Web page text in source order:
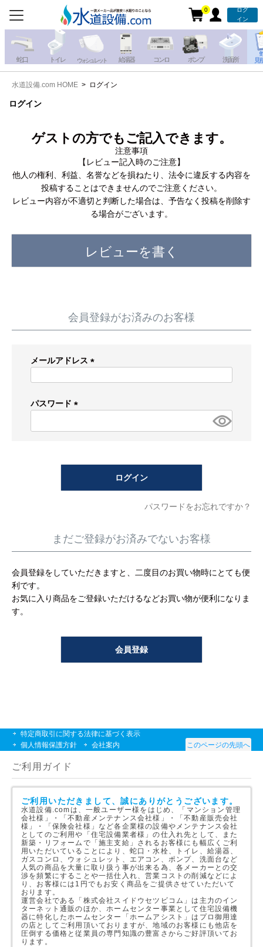
0
ログ
イン
蛇 口 トイレ ウォシュレット 給湯器 コンロ ポンプ 洗面所
見
お電話での注文・お見積も
承っております!!
写真を送る
蛇 口 トイレ
ウォシュレッ
給湯器 コンロ
洗面台
トイレ（便器）の交換はこちら
工事について
トイレ見積もりフォーム
給湯器見積もりフォーム
取り扱いメーカー 協力業者募集
水道設備.com HOME ログイン
ログイン
ゲストの方でもご記入できます。
注意事項
【レビュー記入時のご注意】
他人の権利、利益、名誉などを損ねたり、法令に違反する内容を
投稿することはできませんのでご注意ください。
レビュー内容が不適切と判断した場合は、予告なく投稿を削除す
る場合がございます。
レビューを書く
会員登録がお済みのお客様
メールアドレス
パスワード
須)
ログイン
パスワードをお忘れですか？
まだご登録がお済みでないお客様
会員登録をしていただきますと、二度目のお買い物時にとても便
利です。
お気に入り商品をご登録いただけるなどお買い物が便利になりま
す。
会員登録
特定商取引に関する法律に基づく表示
個人情報保護方針
会社案内 このページの先頭へ
ご利用ガイド
ご利用いただきまして、誠にありがとうございます。
水道設備.comは、一般ユーザー様をはじめ、「マンション管理
会社様」・「不動産メンテナンス会社様」・「不動産販売会社
様」・「保険会社様」など各企業様の設備やメンテナンス会社
としてのご利用や「住宅設備業者様」の仕入れ先として、また
新築・リフォームで「施主支給」されるお客様にも幅広くご利
用いただいていることにより、蛇口・水栓、トイレ、給湯器、
ガスコンロ、ウォシュレット、エアコン、ポンプ、洗面台など
人気の商品を大量に取り扱う事が出来る為、各メーカーとの交
渉を頻繁にすることや一括仕入れ、営業コストの削減などによ
り、お客様には1円でもお安く商品をご提供させていただいて
おります。
運営会社である「株式会社スイドウセツビコム」は主力のイン
ターネット通販のほか、ホームセンター事業として住宅設備機
器に特化したホームセンター「ホームアシスト」はプロ御用達
の店としてご利用頂いておりますが、地域のお客様にも他店を
圧倒する価格と従業員の専門知識の豊富さからご好評頂いてお
ります。